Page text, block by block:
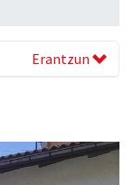
Erantzun